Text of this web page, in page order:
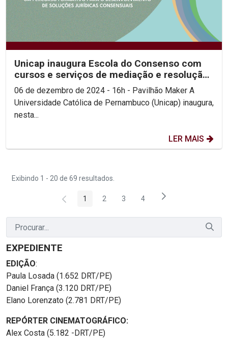
Unicap inaugura Escola do Consenso com
cursos e serviços de mediação e resolução
de conflitos...
06 de dezembro de 2024 - 16h - Pavilhão Maker A
Universidade Católica de Pernambuco (Unicap) inaugura,
nesta...
LER MAIS
Exibindo 1 - 20 de 69 resultados.
Página
1 Página
2 Página
3 Página
4
EXPEDIENTE
EDIÇÃO:
Paula Losada (1.652 DRT/PE)
Daniel França (3.120 DRT/PE)
Elano Lorenzato (2.781 DRT/PE)
REPÓRTER CINEMATOGRÁFICO:
Alex Costa (5.182 -DRT/PE)